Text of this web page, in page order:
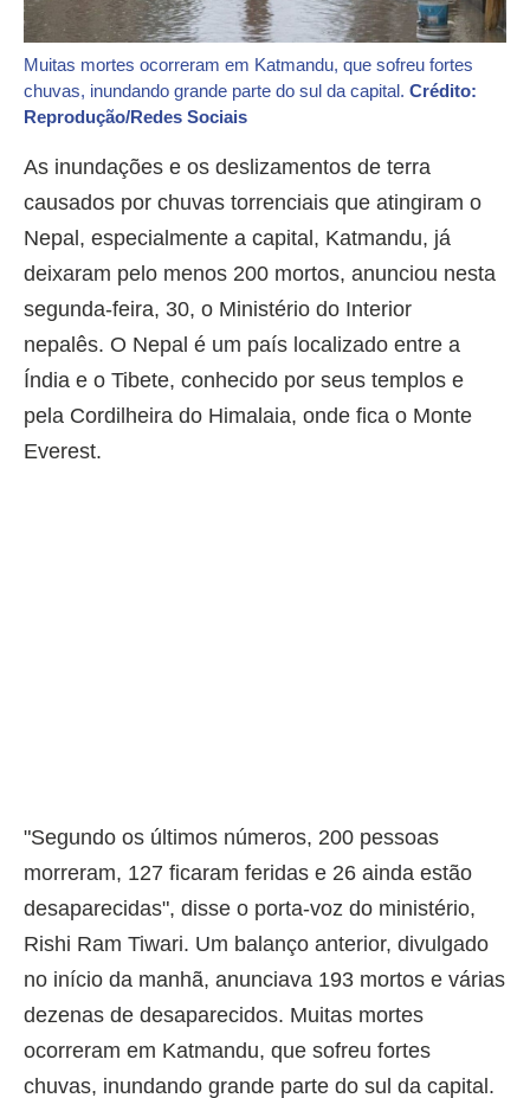
Muitas mortes ocorreram em Katmandu, que sofreu fortes
chuvas, inundando grande parte do sul da capital. Crédito:
Reprodução/Redes Sociais
As inundações e os deslizamentos de terra
causados por chuvas torrenciais que atingiram o
Nepal, especialmente a capital, Katmandu, já
deixaram pelo menos 200 mortos, anunciou nesta
segunda-feira, 30, o Ministério do Interior
nepalês. O Nepal é um país localizado entre a
Índia e o Tibete, conhecido por seus templos e
pela Cordilheira do Himalaia, onde fica o Monte
Everest.
"Segundo os últimos números, 200 pessoas
morreram, 127 ficaram feridas e 26 ainda estão
desaparecidas", disse o porta-voz do ministério,
Rishi Ram Tiwari. Um balanço anterior, divulgado
no início da manhã, anunciava 193 mortos e várias
dezenas de desaparecidos. Muitas mortes
ocorreram em Katmandu, que sofreu fortes
chuvas, inundando grande parte do sul da capital.